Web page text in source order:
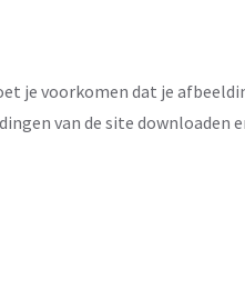
je voorkomen dat je
van de site downloaden